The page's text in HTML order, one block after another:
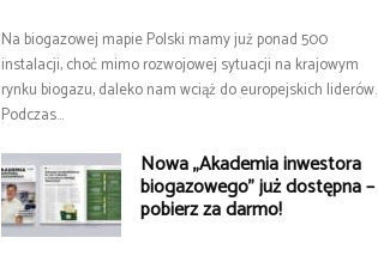
Na biogazowej mapie Polski mamy już ponad 500
instalacji, choć mimo rozwojowej sytuacji na krajowym
rynku biogazu, daleko nam wciąż do europejskich liderów.
Podczas...
Nowa „Akademia inwestora
biogazowego” już dostępna –
pobierz za darmo!